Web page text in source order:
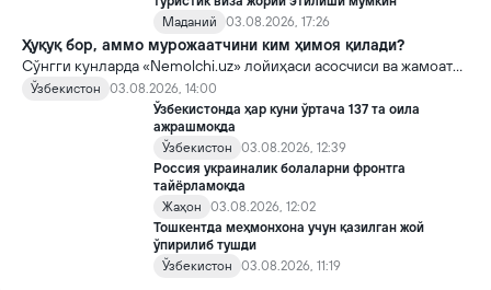
Маданий
03.08.2026, 17:26
Ҳуқуқ бор, аммо мурожаатчини ким ҳимоя қилади?
Сўнгги кунларда «Nemolchi.uz» лойиҳаси асосчиси ва жамоат
фаоли Ирина Матвиенко билан боғлиқ воқеа жамоатчиликда
кенг муҳокама қилинмоқда.
Ўзбекистон
03.08.2026, 14:00
Ўзбекистонда ҳар куни ўртача 137 та оила
ажрашмоқда
Ўзбекистон
03.08.2026, 12:39
Россия украиналик болаларни фронтга
тайёрламоқда
Жаҳон
03.08.2026, 12:02
Тошкентда меҳмонхона учун қазилган жой
ўпирилиб тушди
Ўзбекистон
03.08.2026, 11:19